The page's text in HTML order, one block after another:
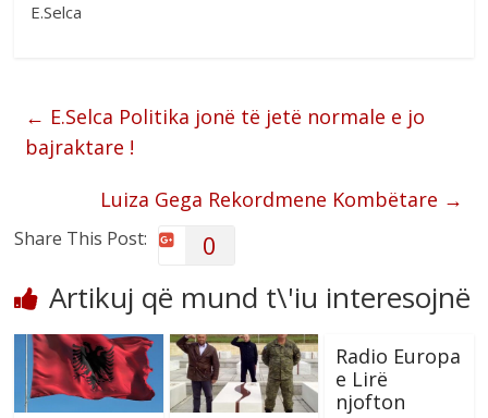
E.Selca
← E.Selca Politika jonë të jetë normale e jo
bajraktare !
Luiza Gega Rekordmene Kombëtare →
Share This Post: 0
Artikuj që mund t\'iu interesojnë
Radio Europa
e Lirë
njofton